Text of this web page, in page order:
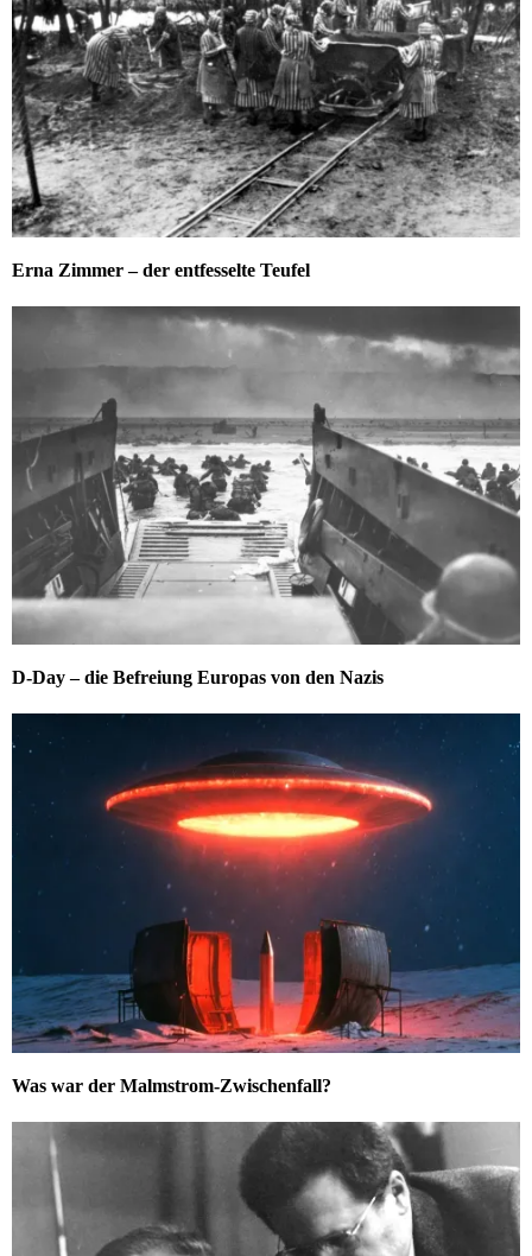
Erna Zimmer – der entfesselte Teufel
D-Day – die Befreiung Europas von den Nazis
Was war der Malmstrom-Zwischenfall?